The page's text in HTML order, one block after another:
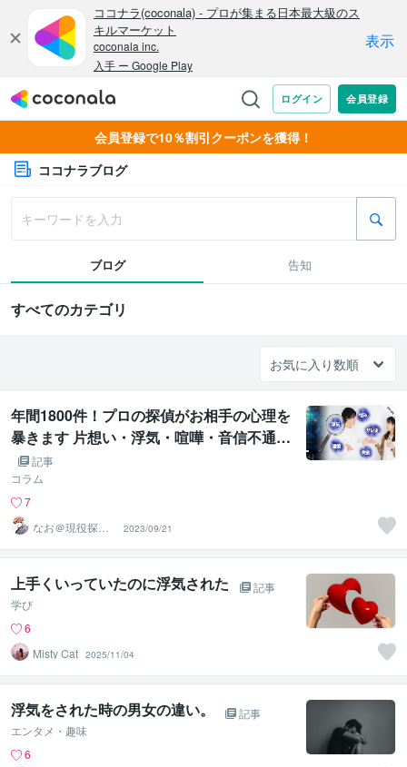
会員登録で10％割引クーポンを獲得！
ココナラブログ
ブログ 告知
すべてのカテゴリ
年間1800件！プロの探偵がお相手の心理を
暴きます 片想い・浮気・喧嘩・音信不通…
どんなケースもプロが解決！
記事
コラム
7
なお＠現役探偵×
悩み相談／寄添
いサポート
2023/09/21
上手くいっていたのに浮気された
記事
学び
6
Misty Cat 2025/11/04
浮気をされた時の男女の違い。
記事
エンタメ・趣味
6